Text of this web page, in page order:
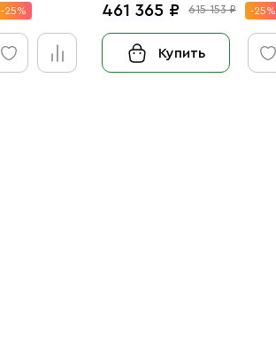
-25% 461 365 ₽ 615 153 ₽ -25%
Купить